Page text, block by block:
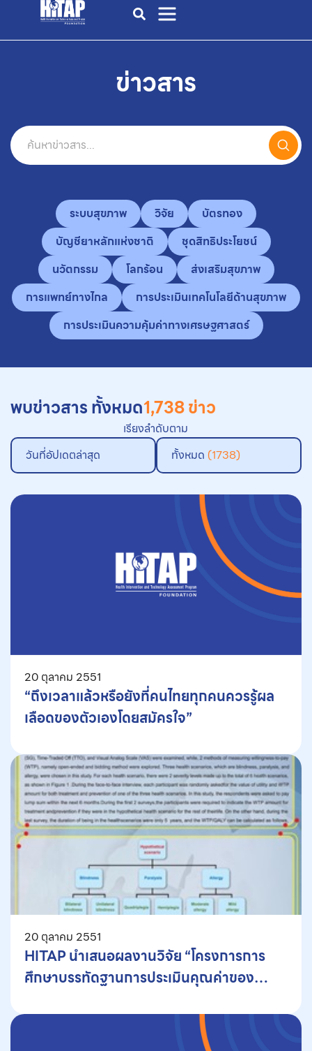
ข่าวสาร
ระบบสุขภาพ วิจัย
บัตรทอง
บัญชียาหลักแห่งชาติ
ชุดสิทธิประโยชน์
นวัตกรรม
โลกร้อน
ส่งเสริมสุขภาพ
การแพทย์ทางไกล
การประเมินเทคโนโลยีด้านสุขภาพ
การประเมินความคุ้มค่าทางเศรษฐศาสตร์
พบข่าวสาร ทั้งหมด1,738 ข่าว
เรียงลำดับตาม
วันที่อัปเดตล่าสุด
ทั้งหมด (1738)
20 ตุลาคม 2551
“ถึงเวลาแล้วหรือยังที่คนไทยทุกคนควรรู้ผล
เลือดของตัวเองโดยสมัครใจ”
20 ตุลาคม 2551
HITAP นำเสนอผลงานวิจัย “โครงการการ
ศึกษาบรรทัดฐานการประเมินคุณค่าของ
สาธารณสุข” ในงานประชุมวิชาการ ISPOR-
Asia-Pacific ณ กรุงโซล ประเทศเกาหลีใต้